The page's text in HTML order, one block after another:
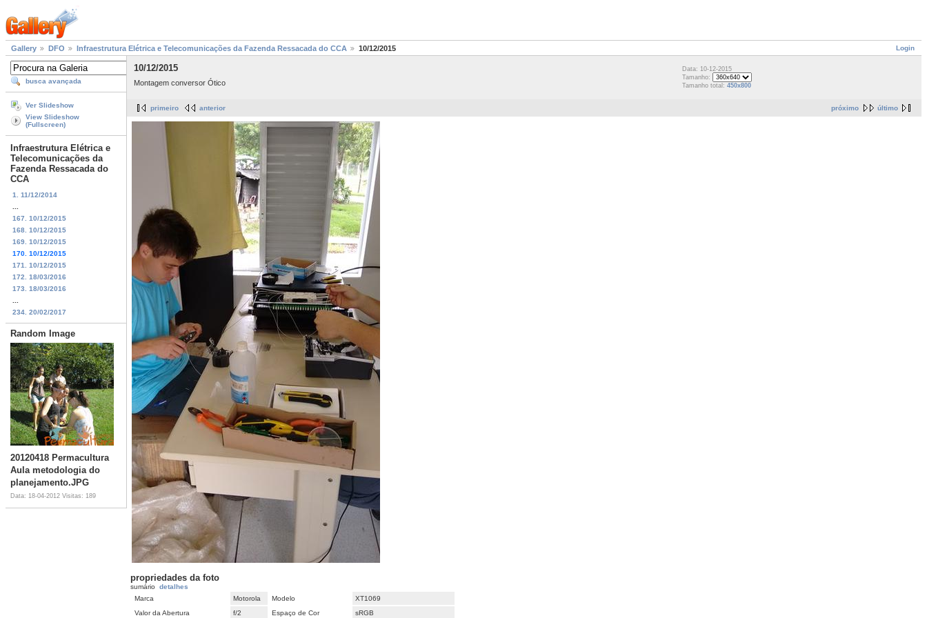
Login
Gallery DFO Infraestrutura Elétrica e Telecomunicações da Fazenda Ressacada do CCA 10/12/2015
busca avançada
Ver Slideshow
View Slideshow
(Fullscreen)
Infraestrutura Elétrica e
Telecomunicações da
Fazenda Ressacada do
CCA
1. 11/12/2014
167. 10/12/2015
168. 10/12/2015
169. 10/12/2015
170. 10/12/2015
171. 10/12/2015
172. 18/03/2016
173. 18/03/2016
234. 20/02/2017
Random Image
20120418 Permacultura
Aula metodologia do
planejamento.JPG
Data: 18-04-2012 Visitas: 189
10/12/2015
Montagem conversor Ótico
Data: 10-12-2015
Tamanho:
Tamanho total: 450x800
próximo último
primeiro anterior
propriedades da foto
sumário detalhes
Marca
Motorola Modelo
XT1069
Valor da Abertura
f/2 Espaço de Cor sRGB